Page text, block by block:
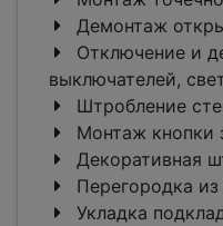
Демонтаж
Отключение и
выключателей,
Штробление
Монтаж кнопки
Декоративная
Перегородка из
Укладка